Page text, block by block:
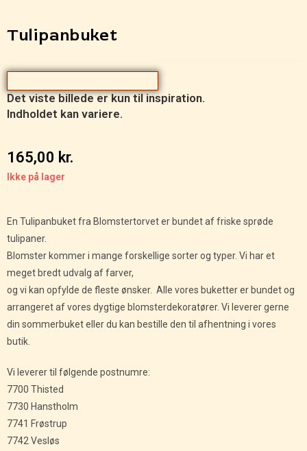
Tulipanbuket
Det viste billede er kun til inspiration.
Indholdet kan variere.
165,00 kr.
Ikke på lager
En Tulipanbuket fra Blomstertorvet er bundet af friske sprøde
tulipaner.
Blomster kommer i mange forskellige sorter og typer. Vi har et
meget bredt udvalg af farver,
og vi kan opfylde de fleste ønsker. Alle vores buketter er bundet og
arrangeret af vores dygtige blomsterdekoratører. Vi leverer gerne
din sommerbuket eller du kan bestille den til afhentning i vores
butik.
Vi leverer til følgende postnumre:
7700 Thisted
7730 Hanstholm
7741 Frøstrup
7742 Vesløs